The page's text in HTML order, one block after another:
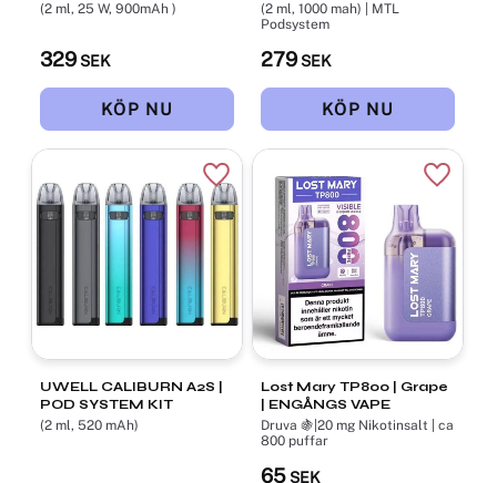
(2 ml, 25 W, 900mAh )
329 SEK
(2 ml, 1000 mah) | MTL
Podsystem
279 SEK
UWELL CALIBURN A2S |
POD SYSTEM KIT
(2 ml, 520 mAh)
Lägg till i favoriter
Lost Mary TP800 | Grape
| ENGÅNGS VAPE
Druva 🍇|20 mg Nikotinsalt | ca
800 puffar
65 SEK
Lägg